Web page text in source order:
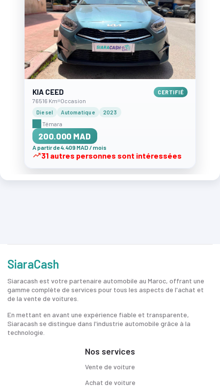
KIA CEED CERTIFIÉ
76516 Km Occasion
Diesel Automatique 2023
Témara
200.000 MAD
A partir de 4.409 MAD / mois
31 autres personnes sont intéressées
SiaraCash
Siaracash est votre partenaire automobile au Maroc, offrant une
gamme complète de services pour tous les aspects de l'achat et
de la vente de voitures.
En mettant en avant une expérience fiable et transparente,
Siaracash se distingue dans l'industrie automobile grâce à la
technologie.
Nos services
Vente de voiture
Achat de voiture